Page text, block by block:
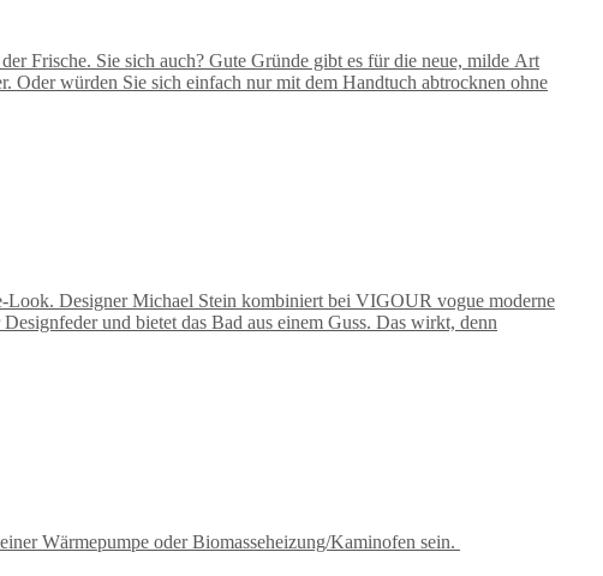
Frische. Sie sich auch? Gute Gründe gibt es für die neue, milde Art
Oder würden Sie sich einfach nur mit dem Handtuch abtrocknen ohne
Designer Michael Stein kombiniert bei VIGOUR vogue moderne
und bietet das Bad aus einem Guss. Das wirkt, denn
Wärmepumpe oder Biomasseheizung/Kaminofen sein.